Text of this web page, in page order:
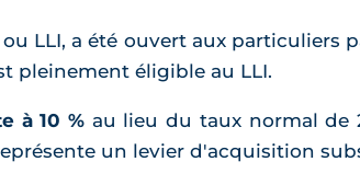
ou LLI, a été ouvert aux particuliers
pleinement éligible au LLI.
à 10 % au lieu du taux normal de
un levier d'acquisition